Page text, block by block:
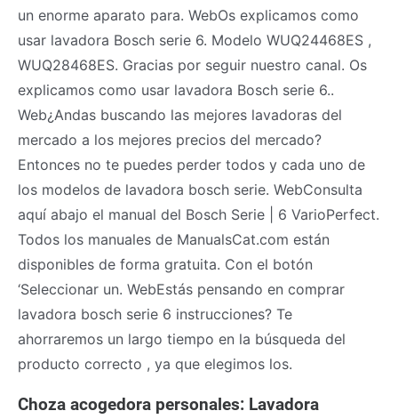
un enorme aparato para. WebOs explicamos como
usar lavadora Bosch serie 6. Modelo WUQ24468ES ,
WUQ28468ES. Gracias por seguir nuestro canal. Os
explicamos como usar lavadora Bosch serie 6..
Web¿Andas buscando las mejores lavadoras del
mercado a los mejores precios del mercado?
Entonces no te puedes perder todos y cada uno de
los modelos de lavadora bosch serie. WebConsulta
aquí abajo el manual del Bosch Serie | 6 VarioPerfect.
Todos los manuales de ManualsCat.com están
disponibles de forma gratuita. Con el botón
‘Seleccionar un. WebEstás pensando en comprar
lavadora bosch serie 6 instrucciones? Te
ahorraremos un largo tiempo en la búsqueda del
producto correcto , ya que elegimos los.
Сhoza acogedora personales: Lavadora